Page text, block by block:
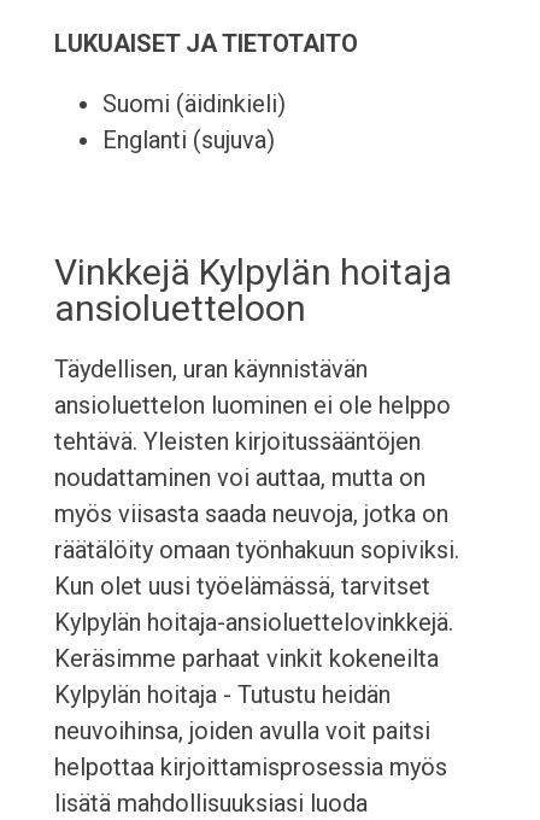
LUKUAISET JA TIETOTAITO
Suomi (äidinkieli)
Englanti (sujuva)
Vinkkejä Kylpylän hoitaja
ansioluetteloon
Täydellisen, uran käynnistävän
ansioluettelon luominen ei ole helppo
tehtävä. Yleisten kirjoitussääntöjen
noudattaminen voi auttaa, mutta on
myös viisasta saada neuvoja, jotka on
räätälöity omaan työnhakuun sopiviksi.
Kun olet uusi työelämässä, tarvitset
Kylpylän hoitaja-ansioluettelovinkkejä.
Keräsimme parhaat vinkit kokeneilta
Kylpylän hoitaja - Tutustu heidän
neuvoihinsa, joiden avulla voit paitsi
helpottaa kirjoittamisprosessia myös
lisätä mahdollisuuksiasi luoda